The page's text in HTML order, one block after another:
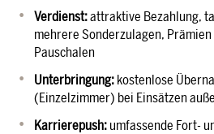
Verdienst:attraktive Bezahlung,
mehrere Sonderzulagen,
Pauschalen
Unterbringung: kostenlose
(Einzelzimmer) bei Einsätzen
Karrierepush: umfassende Fort-